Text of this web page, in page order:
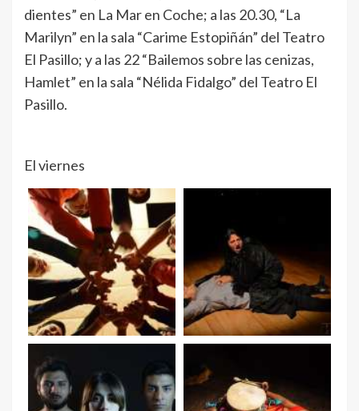
dientes” en La Mar en Coche; a las 20.30, “La
Marilyn” en la sala “Carime Estopiñán” del Teatro
El Pasillo; y a las 22 “Bailemos sobre las cenizas,
Hamlet” en la sala “Nélida Fidalgo” del Teatro El
Pasillo.
El viernes